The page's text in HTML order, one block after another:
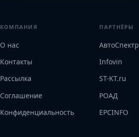
КОМПАНИЯ
О нас
Контакты
Рассылка
Соглашение
Конфиденциальность
ПАРТНЁРЫ
АвтоСпектр
Infovin
ST-KT.ru
РОАД
EPCINFO